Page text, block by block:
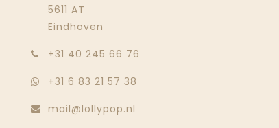
5611 AT
Eindhoven
‭+31 40 245 66 76
+31 6 83 21 57 38
mail@lollypop.nl